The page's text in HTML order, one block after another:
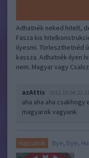
Adhatnék neked hitelt,
Fasza kis
ilyesmi. Törleszthetnéd
kassza. Adhatnék ilyen
nem. Magyar vagy
azAttis 2011.10.04
aha aha aha
magyarok vagyunk
Hajcsatok Bye, bye,